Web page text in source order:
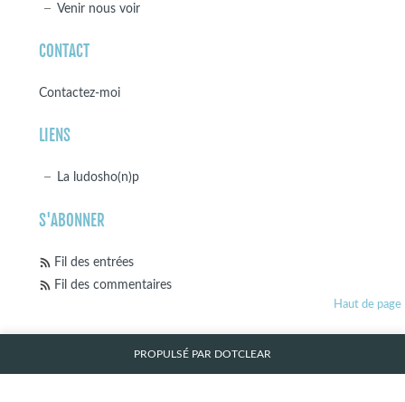
Venir nous voir
CONTACT
Contactez-moi
LIENS
La ludosho(n)p
S'ABONNER
Fil des entrées
Fil des commentaires
PROPULSÉ PAR DOTCLEAR
Haut de page